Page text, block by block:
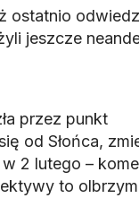
ostatnio
jeszcze
przez punkt
od Słońca,
2 lutego –
to